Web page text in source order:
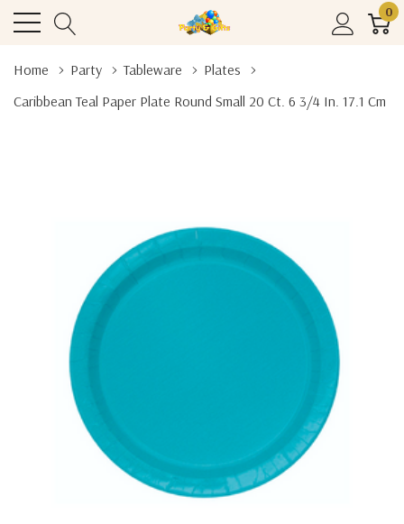
0
Home Party Tableware
Plates
Caribbean Teal Paper Plate Round Small 20 Ct. 6 3/4 In. 17.1 Cm